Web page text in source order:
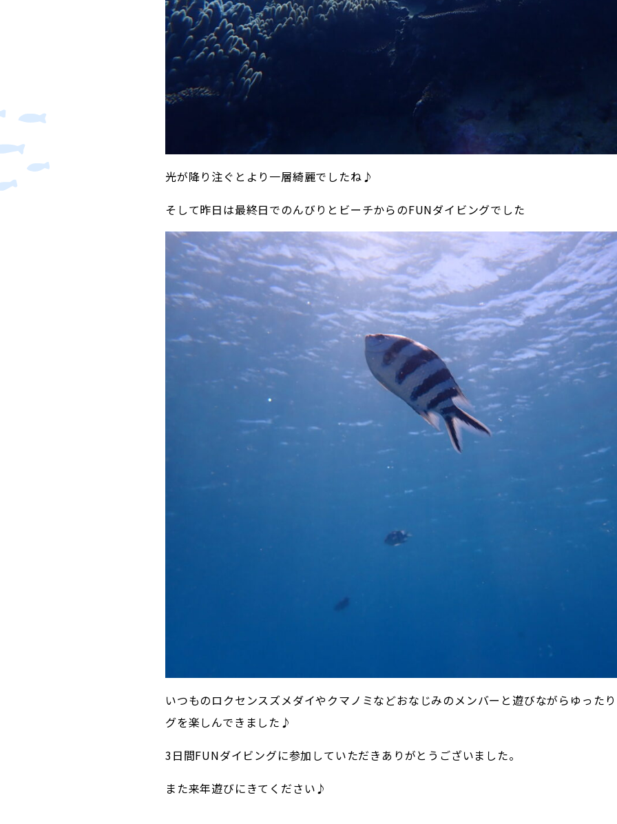
光が降り注ぐとより一層綺麗でしたね♪
そして昨日は最終日でのんびりとビーチからのFUNダイビングでした
いつものロクセンスズメダイやクマノミなどおなじみのメンバーと遊びながらゆった
グを楽しんできました♪
3日間FUNダイビングに参加していただきありがとうございました。
また来年遊びにきてください♪